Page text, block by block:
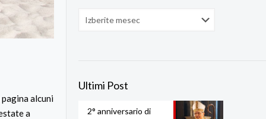
alcuni
a
Arhivi
Ultimi Post
2° anniversario di